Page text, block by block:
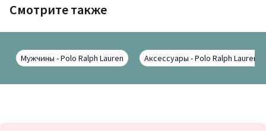
Смотрите также
Мужчины - Polo Ralph Lauren Аксессуары - Polo Ralph Lauren